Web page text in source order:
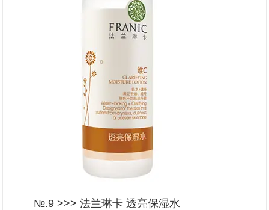
№.9 >>> 法兰琳卡 透亮保湿水